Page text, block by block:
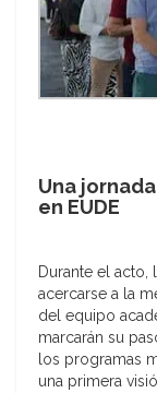
Una
en EUDE
Durante el
acercarse a la
del equipo
marcarán su
los programas
una primera